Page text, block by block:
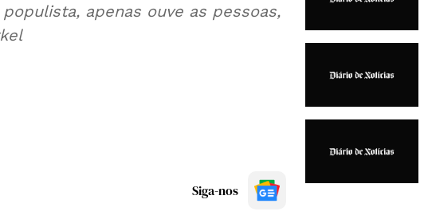
apenas ouve as pessoas,
Siga-nos